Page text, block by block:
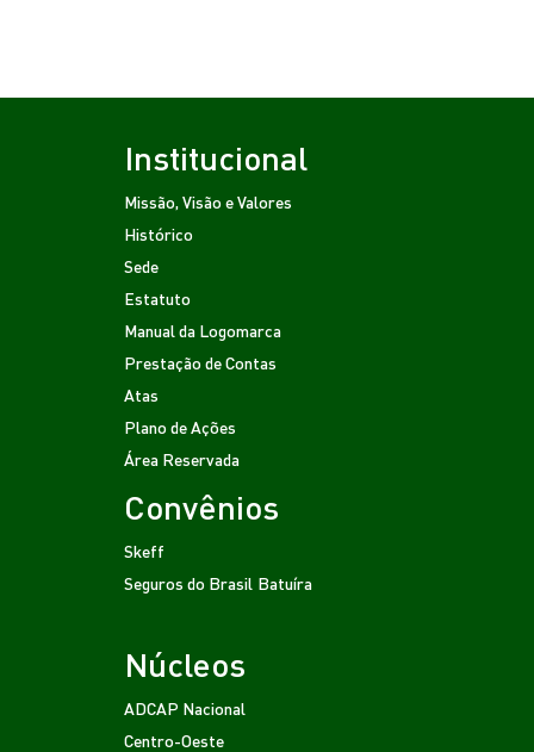
Institucional
Missão, Visão e Valores
Histórico
Sede
Estatuto
Manual da Logomarca
Prestação de Contas
Atas
Plano de Ações
Área Reservada
Convênios
Skeff
Seguros do Brasil Batuíra
Núcleos
ADCAP Nacional
Centro-Oeste